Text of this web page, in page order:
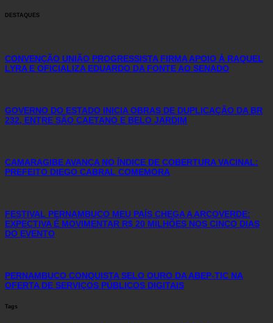
DESTAQUES
CONVENÇÃO UNIÃO PROGRESSISTA FIRMA APOIO À RAQUEL
LYRA E OFICIALIZA EDUARDO DA FONTE AO SENADO
GOVERNO DO ESTADO INICIA OBRAS DE DUPLICAÇÃO DA BR
232, ENTRE SÃO CAETANO E BELO JARDIM
CAMARAGIBE AVANÇA NO ÍNDICE DE COBERTURA VACINAL:
PREFEITO DIEGO CABRAL COMEMORA
FESTIVAL PERNAMBUCO MEU PAÍS CHEGA A ARCOVERDE:
EXPECTIVA É MOVIMENTAR R$ 20 MILHÕES NOS CINCO DIAS
DO EVENTO
PERNAMBUCO CONQUISTA SELO OURO DA ABEP-TIC NA
OFERTA DE SERVIÇOS PÚBLICOS DIGITAIS
Tags